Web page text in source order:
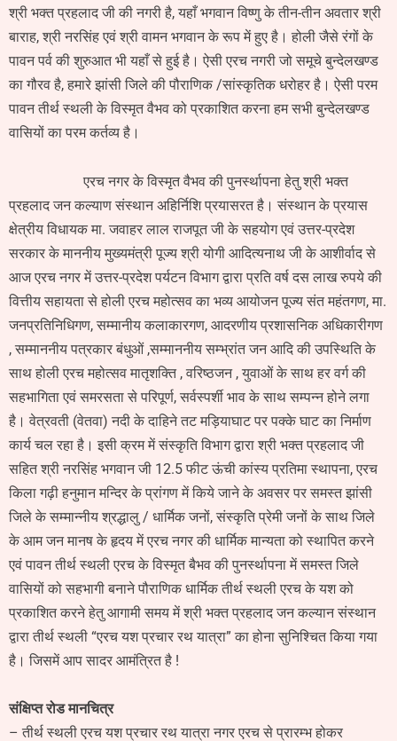
श्री भक्त प्रहलाद जी की नगरी है, यहाँ भगवान विष्णु के तीन-तीन अवतार श्री
बाराह, श्री नरसिंह एवं श्री वामन भगवान के रूप में हुए है। होली जैसे रंगों के
पावन पर्व की शुरुआत भी यहाँ से हुई है। ऐसी एरच नगरी जो समूचे बुन्देलखण्ड
का गौरव है, हमारे झांसी जिले की पौराणिक /सांस्कृतिक धरोहर है। ऐसी परम
पावन तीर्थ स्थली के विस्मृत वैभव को प्रकाशित करना हम सभी बुन्देलखण्ड
वासियों का परम कर्तव्य है।
एरच नगर के विस्मृत वैभव की पुनर्स्थापना हेतु श्री भक्त
प्रहलाद जन कल्याण संस्थान अहिर्निशि प्रयासरत है। संस्थान के प्रयास
क्षेत्रीय विधायक मा. जवाहर लाल राजपूत जी के सहयोग एवं उत्तर-प्रदेश
सरकार के माननीय मुख्यमंत्री पूज्य श्री योगी आदित्यनाथ जी के आशीर्वाद से
आज एरच नगर में उत्तर-प्रदेश पर्यटन विभाग द्वारा प्रति वर्ष दस लाख रुपये की
वित्तीय सहायता से होली एरच महोत्सव का भव्य आयोजन पूज्य संत महंतगण, मा.
जनप्रतिनिधिगण, सम्मानीय कलाकारगण, आदरणीय प्रशासनिक अधिकारीगण
, सम्माननीय पत्रकार बंधुओं ,सम्माननीय सम्भ्रांत जन आदि की उपस्थिति के
साथ होली एरच महोत्सव मातृशक्ति , वरिष्ठजन , युवाओं के साथ हर वर्ग की
सहभागिता एवं समरसता से परिपूर्ण, सर्वस्पर्शी भाव के साथ सम्पन्न होने लगा
है। वेत्रवती (वेतवा) नदी के दाहिने तट मड़ियाघाट पर पक्के घाट का निर्माण
कार्य चल रहा है। इसी क्रम में संस्कृति विभाग द्वारा श्री भक्त प्रहलाद जी
सहित श्री नरसिंह भगवान जी 12.5 फीट ऊंची कांस्य प्रतिमा स्थापना, एरच
किला गढ़ी हनुमान मन्दिर के प्रांगण में किये जाने के अवसर पर समस्त झांसी
जिले के सम्मान्नीय श्रद्धालु / धार्मिक जनों, संस्कृति प्रेमी जनों के साथ जिले
के आम जन मानष के हृदय में एरच नगर की धार्मिक मान्यता को स्थापित करने
एवं पावन तीर्थ स्थली एरच के विस्मृत बैभव की पुनर्स्थापना में समस्त जिले
वासियों को सहभागी बनाने पौराणिक धार्मिक तीर्थ स्थली एरच के यश को
प्रकाशित करने हेतु आगामी समय में श्री भक्त प्रहलाद जन कल्यान संस्थान
द्वारा तीर्थ स्थली “एरच यश प्रचार रथ यात्रा” का होना सुनिश्चित किया गया
है। जिसमें आप सादर आमंत्रित है !
संक्षिप्त रोड मानचित्र
– तीर्थ स्थली एरच यश प्रचार रथ यात्रा नगर एरच से प्रारम्भ होकर